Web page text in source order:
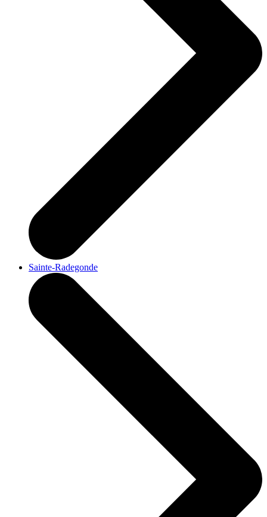
Sainte-Radegonde